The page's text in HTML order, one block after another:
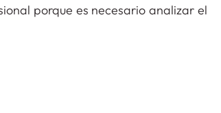
porque es necesario analizar el